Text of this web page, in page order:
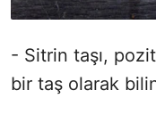
- Sitrin taşı,
bir taş olarak